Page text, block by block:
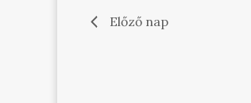
Előző nap